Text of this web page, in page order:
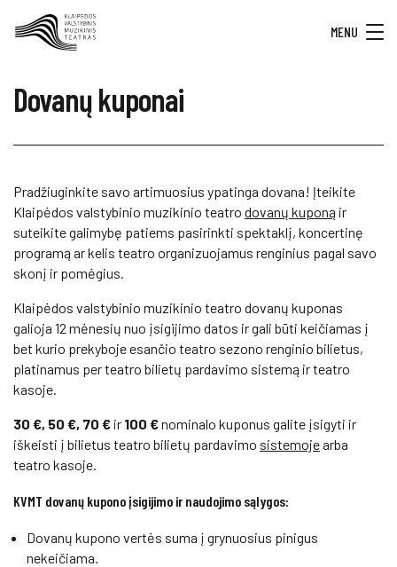
MENU
Dovanų kuponai
Pradžiuginkite savo artimuosius ypatinga dovana! Įteikite
Klaipėdos valstybinio muzikinio teatro dovanų kuponą ir
suteikite galimybę patiems pasirinkti spektaklį, koncertinę
programą ar kelis teatro organizuojamus renginius pagal savo
skonį ir pomėgius.
Klaipėdos valstybinio muzikinio teatro dovanų kuponas
galioja 12 mėnesių nuo įsigijimo datos ir gali būti keičiamas į
bet kurio prekyboje esančio teatro sezono renginio bilietus,
platinamus per teatro bilietų pardavimo sistemą ir teatro
kasoje.
30 €, 50 €, 70 € ir 100 €nominalo kuponus galite įsigyti ir
iškeisti į bilietus teatro bilietų pardavimo sistemojearba
teatro kasoje.
KVMT dovanų kupono įsigijimo ir naudojimo sąlygos:
Dovanų kupono vertės suma į grynuosius pinigus
nekeičiama.